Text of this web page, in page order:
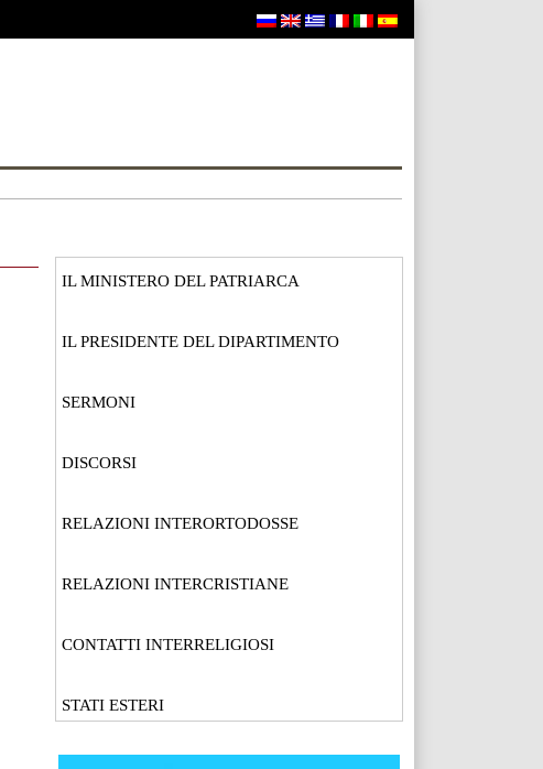
IL MINISTERO DEL PATRIARCA
IL PRESIDENTE DEL DIPARTIMENTO
SERMONI
DISCORSI
RELAZIONI INTERORTODOSSE
RELAZIONI INTERCRISTIANE
CONTATTI INTERRELIGIOSI
STATI ESTERI